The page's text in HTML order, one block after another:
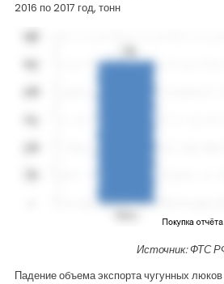
2016 по 2017 год, тонн
Источник: ФТС
Падение объема экспорта чугунных люков